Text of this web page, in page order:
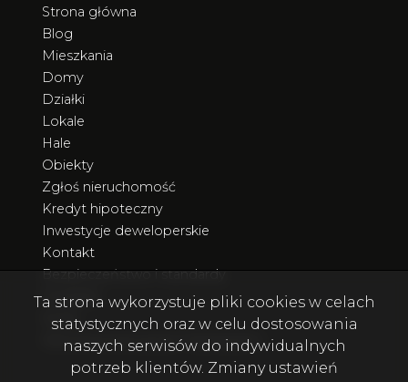
Strona główna
Blog
Mieszkania
Domy
Działki
Lokale
Hale
Obiekty
Zgłoś nieruchomość
Kredyt hipoteczny
Inwestycje deweloperskie
Kontakt
Bezpieczeństwo i standardy
Poradnik
Rodo
Nieruchomości poza Trójmiastem
Ta strona wykorzystuje pliki cookies w celach
statystycznych oraz w celu dostosowania
naszych serwisów do indywidualnych
potrzeb klientów. Zmiany ustawień